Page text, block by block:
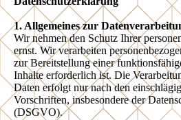
1. Allgemeines zur
Wir nehmen den Schutz Ihrer
ernst. Wir verarbeiten
zur Bereitstellung einer
Inhalte erforderlich ist. Die
Daten erfolgt nur nach den
Vorschriften, insbesondere der
(DSGVO).